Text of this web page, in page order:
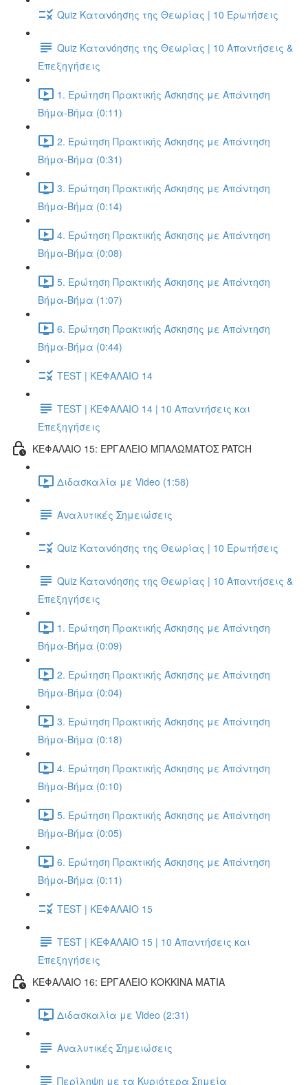
Quiz Κατανόησης της Θεωρίας | 10 Ερωτήσεις
Quiz Κατανόησης της Θεωρίας | 10 Απαντήσεις &
Επεξηγήσεις
1. Ερώτηση Πρακτικής Άσκησης με Απάντηση
Βήμα-Βήμα (0:11)
2. Ερώτηση Πρακτικής Άσκησης με Απάντηση
Βήμα-Βήμα (0:31)
3. Ερώτηση Πρακτικής Άσκησης με Απάντηση
Βήμα-Βήμα (0:14)
4. Ερώτηση Πρακτικής Άσκησης με Απάντηση
Βήμα-Βήμα (0:08)
5. Ερώτηση Πρακτικής Άσκησης με Απάντηση
Βήμα-Βήμα (1:07)
6. Ερώτηση Πρακτικής Άσκησης με Απάντηση
Βήμα-Βήμα (0:44)
TEST | ΚΕΦΑΛΑΙΟ 14
TEST | ΚΕΦΑΛΑΙΟ 14 | 10 Απαντήσεις και
Επεξηγήσεις
ΚΕΦΑΛΑΙΟ 15: ΕΡΓΑΛΕΙΟ ΜΠΑΛΩΜΑΤΟΣ PATCH
Διδασκαλία με Video (1:58)
Αναλυτικές Σημειώσεις
Quiz Κατανόησης της Θεωρίας | 10 Ερωτήσεις
Quiz Κατανόησης της Θεωρίας | 10 Απαντήσεις &
Επεξηγήσεις
1. Ερώτηση Πρακτικής Άσκησης με Απάντηση
Βήμα-Βήμα (0:09)
2. Ερώτηση Πρακτικής Άσκησης με Απάντηση
Βήμα-Βήμα (0:04)
3. Ερώτηση Πρακτικής Άσκησης με Απάντηση
Βήμα-Βήμα (0:18)
4. Ερώτηση Πρακτικής Άσκησης με Απάντηση
Βήμα-Βήμα (0:10)
5. Ερώτηση Πρακτικής Άσκησης με Απάντηση
Βήμα-Βήμα (0:05)
6. Ερώτηση Πρακτικής Άσκησης με Απάντηση
Βήμα-Βήμα (0:11)
TEST | ΚΕΦΑΛΑΙΟ 15
TEST | ΚΕΦΑΛΑΙΟ 15 | 10 Απαντήσεις και
Επεξηγήσεις
ΚΕΦΑΛΑΙΟ 16: ΕΡΓΑΛΕΙΟ ΚΟΚΚΙΝΑ ΜΑΤΙΑ
Διδασκαλία με Video (2:31)
Αναλυτικές Σημειώσεις
Περίληψη με τα Κυριότερα Σημεία